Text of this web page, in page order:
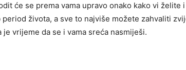
će se prema vama upravo onako kako vi želite
života, a sve to najviše možete zahvaliti
je vrijeme da se i vama sreća nasmiješi.